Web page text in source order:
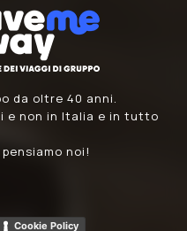
da oltre 40 anni.
e non in Italia e in tutto
noi!
Cookie Policy